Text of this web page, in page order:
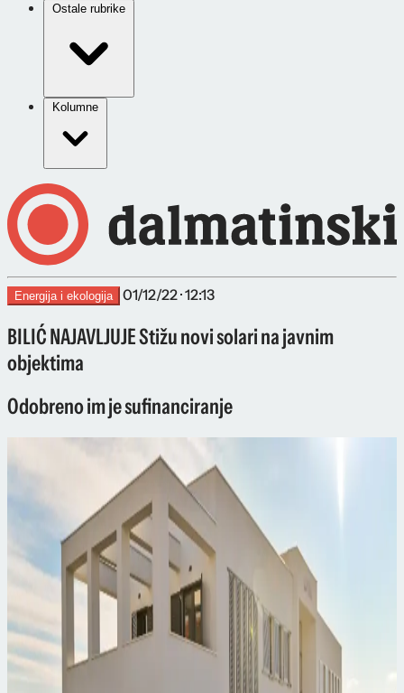
Ostale rubrike
Kolumne
Energija i ekologija 01/12/22 · 12:13
BILIĆ NAJAVLJUJE Stižu novi solari na javnim
objektima
Odobreno im je sufinanciranje